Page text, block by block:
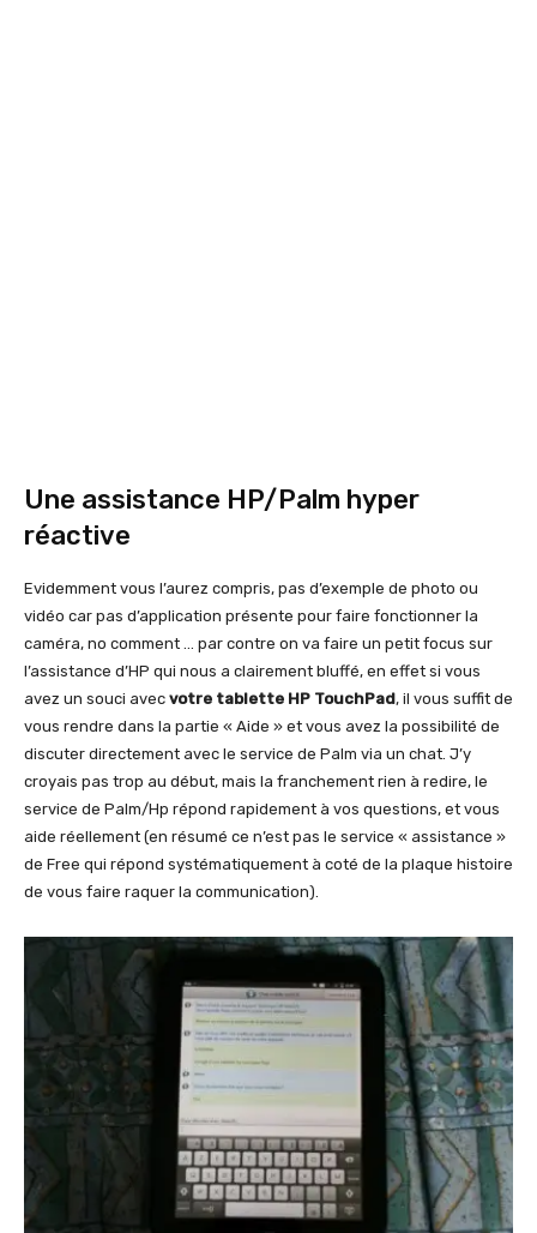
Une assistance HP/Palm hyper
réactive
Evidemment vous l’aurez compris, pas d’exemple de photo ou
vidéo car pas d’application présente pour faire fonctionner la
caméra, no comment … par contre on va faire un petit focus sur
l’assistance d’HP qui nous a clairement bluffé, en effet si vous
avez un souci avec votre tablette HP TouchPad, il vous suffit de
vous rendre dans la partie « Aide » et vous avez la possibilité de
discuter directement avec le service de Palm via un chat. J’y
croyais pas trop au début, mais la franchement rien à redire, le
service de Palm/Hp répond rapidement à vos questions, et vous
aide réellement (en résumé ce n’est pas le service « assistance »
de Free qui répond systématiquement à coté de la plaque histoire
de vous faire raquer la communication).